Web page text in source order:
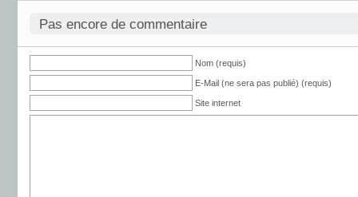
Pas encore de commentaire
Nom (requis)
E-Mail (ne sera pas publié) (requis)
Site internet